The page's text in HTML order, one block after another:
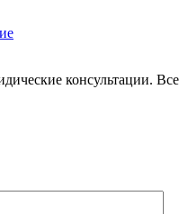
консультации. Все